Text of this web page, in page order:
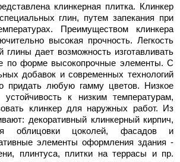
клинкерная плитка. Клинкер
глин, путем запекания при
Преимуществом клинкера
высокая прочность. Легкость
глины дает возможность изготавливать
по форме высокопрочные элементы. С
добавок и современных технологий
придать любую гамму цветов. Низкое
к низким температурам,
клинкер для наружных работ. Из
декоративный клинкерный кирпич,
облицовки цоколей, фасадов и
элементы оформления здания -
плинтуса, плитки на террасы и пр.